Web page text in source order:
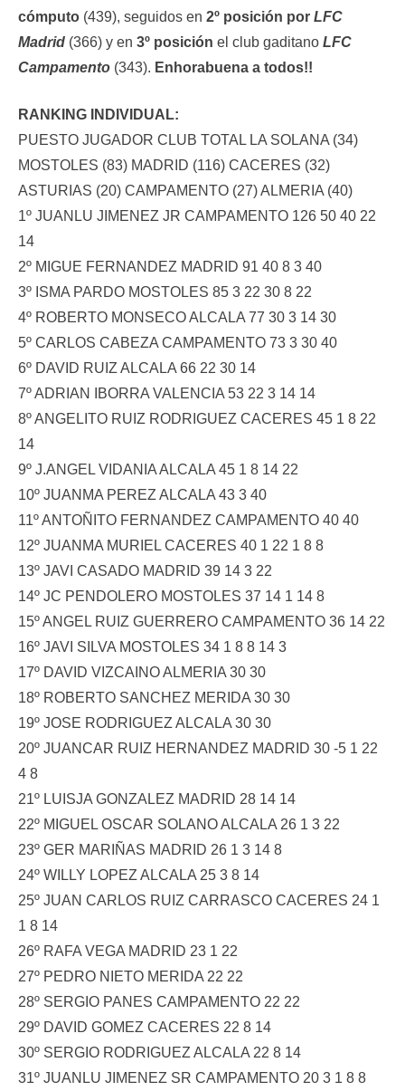
cómputo (439), seguidos en 2º posición por LFC
Madrid (366) y en 3º posición el club gaditano LFC
Campamento (343). Enhorabuena a todos!!
RANKING INDIVIDUAL:
PUESTO JUGADOR CLUB TOTAL LA SOLANA (34)
MOSTOLES (83) MADRID (116) CACERES (32)
ASTURIAS (20) CAMPAMENTO (27) ALMERIA (40)
1º JUANLU JIMENEZ JR CAMPAMENTO 126 50 40 22
14
2º MIGUE FERNANDEZ MADRID 91 40 8 3 40
3º ISMA PARDO MOSTOLES 85 3 22 30 8 22
4º ROBERTO MONSECO ALCALA 77 30 3 14 30
5º CARLOS CABEZA CAMPAMENTO 73 3 30 40
6º DAVID RUIZ ALCALA 66 22 30 14
7º ADRIAN IBORRA VALENCIA 53 22 3 14 14
8º ANGELITO RUIZ RODRIGUEZ CACERES 45 1 8 22
14
9º J.ANGEL VIDANIA ALCALA 45 1 8 14 22
10º JUANMA PEREZ ALCALA 43 3 40
11º ANTOÑITO FERNANDEZ CAMPAMENTO 40 40
12º JUANMA MURIEL CACERES 40 1 22 1 8 8
13º JAVI CASADO MADRID 39 14 3 22
14º JC PENDOLERO MOSTOLES 37 14 1 14 8
15º ANGEL RUIZ GUERRERO CAMPAMENTO 36 14 22
16º JAVI SILVA MOSTOLES 34 1 8 8 14 3
17º DAVID VIZCAINO ALMERIA 30 30
18º ROBERTO SANCHEZ MERIDA 30 30
19º JOSE RODRIGUEZ ALCALA 30 30
20º JUANCAR RUIZ HERNANDEZ MADRID 30 -5 1 22
4 8
21º LUISJA GONZALEZ MADRID 28 14 14
22º MIGUEL OSCAR SOLANO ALCALA 26 1 3 22
23º GER MARIÑAS MADRID 26 1 3 14 8
24º WILLY LOPEZ ALCALA 25 3 8 14
25º JUAN CARLOS RUIZ CARRASCO CACERES 24 1
1 8 14
26º RAFA VEGA MADRID 23 1 22
27º PEDRO NIETO MERIDA 22 22
28º SERGIO PANES CAMPAMENTO 22 22
29º DAVID GOMEZ CACERES 22 8 14
30º SERGIO RODRIGUEZ ALCALA 22 8 14
31º JUANLU JIMENEZ SR CAMPAMENTO 20 3 1 8 8